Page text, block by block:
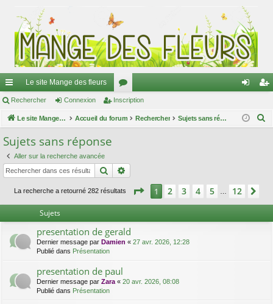
ac
co
ur
ci
s
Le site Mange des fleurs
or
u ne cri
Rechercher Connexion Inscription
Le site Mange des fleurs Accueil du forum Rechercher Sujets sans réponse
Sujets sans réponse
Aller sur la recherche avancée
Rechercher
La recherche a retourné 282 résultats Page 1sur 12
1 2 3 4 5 12
Sujets
presentation de gerald
Dernier message par Damien « 27 avr. 2026, 12:28
Publié dans Présentation
presentation de paul
Dernier message par Zara « 20 avr. 2026, 08:08
Publié dans Présentation